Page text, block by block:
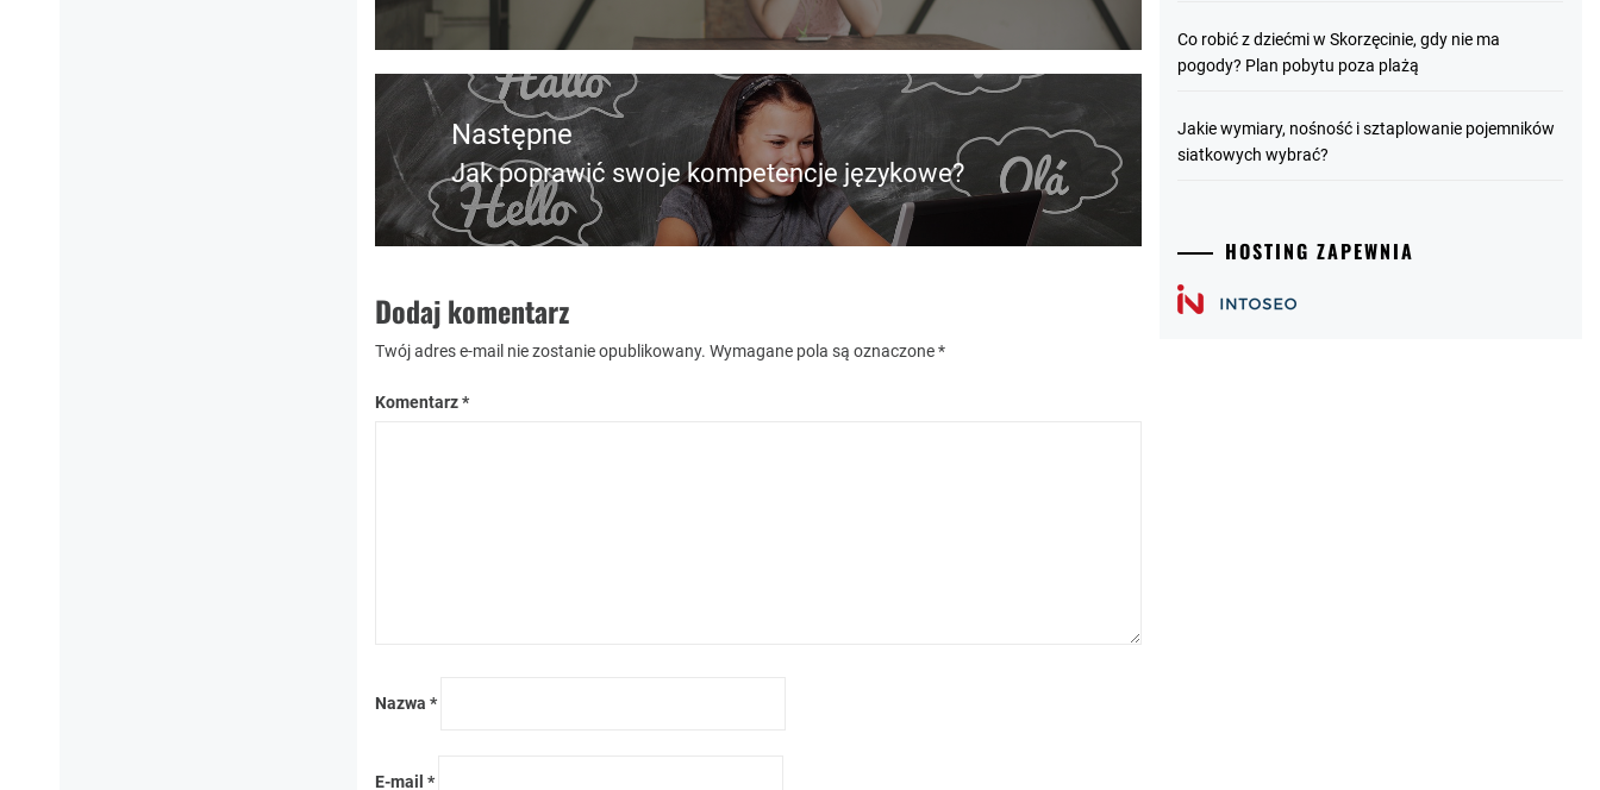
wpis:
Następne
Następny
post:
Jak poprawić swoje kompetencje językowe?
Dodaj komentarz
Twój adres e-mail nie zostanie opublikowany. Wymagane pola są oznaczone*
Komentarz*
Nazwa *
E-mail *
Co robić z dziećmi w Skorzęcinie, gdy nie ma
pogody? Plan pobytu poza plażą
Jakie wymiary, nośność i sztaplowanie pojemników
siatkowych wybrać?
HOSTING ZAPEWNIA